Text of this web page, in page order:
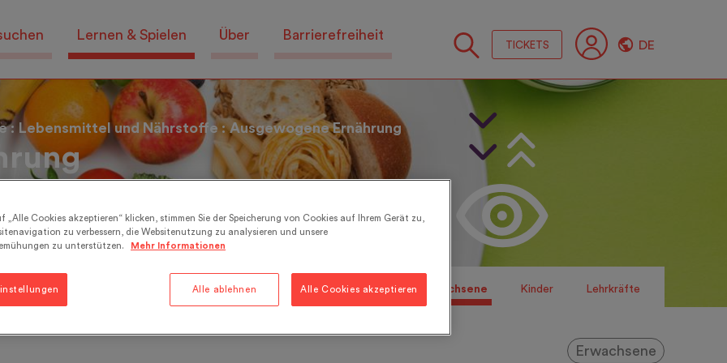
Lernen & Spielen Über Barrierefreiheit
TICKETS DE
Lebensmittel und Nährstoffe Ausgewogene Ernährung
Explore Erwachsene Kinder Lehrkräfte
Erwachsene
„Alle Cookies akzeptieren“ klicken, stimmen Sie der Speicherung von Cookies auf Ihrem Gerät zu,
zu verbessern, die Websitenutzung zu analysieren und unsere
zu unterstützen.
Mehr Informationen
Alle ablehnen Alle Cookies akzeptieren